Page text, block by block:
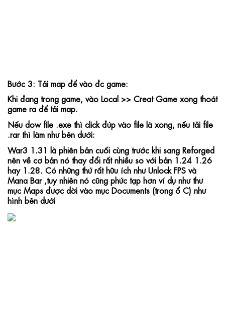
Bước 3: Tải map để vào đc game:
Khi đang trong game, vào Local >> Creat Game xong thoát
game ra để tải map.
Nếu dow file .exe thì click đúp vào file là xong, nếu tải file
.rar thì làm như bên dưới:
War3 1.31 là phiên bản cuối cùng trước khi sang Reforged
nên về cơ bản nó thay đổi rất nhiều so với bản 1.24 1.26
hay 1.28. Có những thứ rất hữu ích như Unlock FPS và
Mana Bar ,tuy nhiên nó cũng phức tạp hơn ví dụ như thư
mục Maps được dời vào mục Documents (trong ổ C) như
hình bên dưới